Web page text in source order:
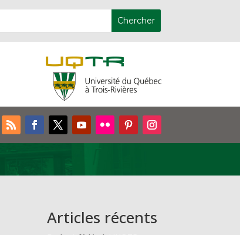
Articles récents